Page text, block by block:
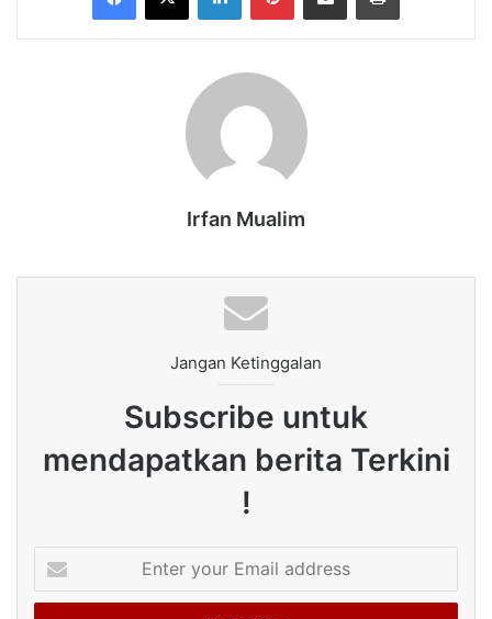
Irfan Mualim
Jangan Ketinggalan
Subscribe untuk
mendapatkan berita Terkini
!
your
Email